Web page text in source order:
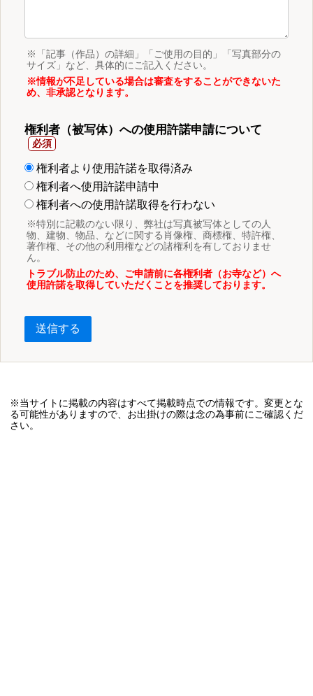
※「記事（作品）の詳細」「ご使用の目的」「写真部分の
サイズ」など、具体的にご記入ください。
※情報が不足している場合は審査をすることができないた
め、非承認となります。
権利者（被写体）への使用許諾申請について
権利者より使用許諾を取得済み
権利者へ使用許諾申請中
権利者への使用許諾取得を行わない
※特別に記載のない限り、弊社は写真被写体としての人
物、建物、物品、などに関する肖像権、商標権、特許権、
著作権、その他の利用権などの諸権利を有しておりませ
ん。
トラブル防止のため、ご申請前に各権利者（お寺など）へ
使用許諾を取得していただくことを推奨しております。
送信する
※当サイトに掲載の内容はすべて掲載時点での情報です。変更とな
る可能性がありますので、お出掛けの際は念の為事前にご確認くだ
さい。